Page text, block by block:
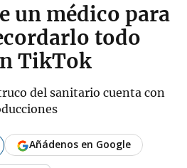
un médico para
todo
TikTok
del sanitario cuenta con
Añádenos en Google